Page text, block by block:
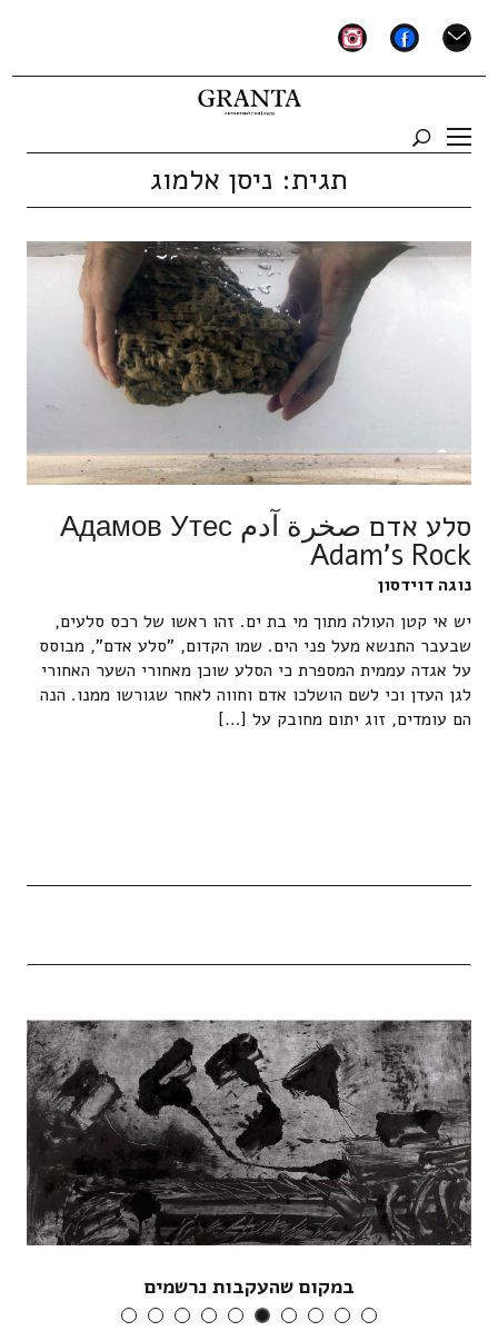
mail
facebook
instagram
תגית: ניסן אלמוג
סלע אדם صخرة آدم Адамов Утес
Adam's Rock
נוגה דוידסון
יש אי קטן העולה מתוך מי בת ים. זהו ראשו של רכס סלעים,
שבעבר התנשא מעל פני הים. שמו הקדום, "סלע אדם", מבוסס
על אגדה עממית המספרת כי הסלע שוכן מאחורי השער האחורי
לגן העדן וכי לשם הושלכו אדם וחווה לאחר שגורשו ממנו. הנה
הם עומדים, זוג יתום מחובק על […]
במקום שהעקבות נרשמים